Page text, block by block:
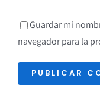
Guardar mi
navegador para la